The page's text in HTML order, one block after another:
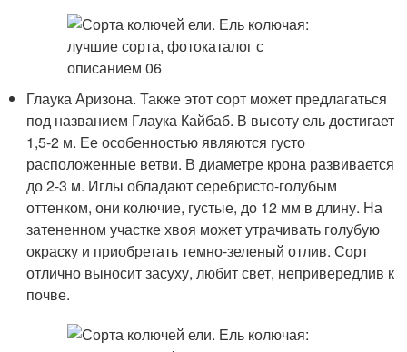
Глаука Аризона. Также этот сорт может предлагаться
под названием Глаука Кайбаб. В высоту ель достигает
1,5-2 м. Ее особенностью являются густо
расположенные ветви. В диаметре крона развивается
до 2-3 м. Иглы обладают серебристо-голубым
оттенком, они колючие, густые, до 12 мм в длину. На
затененном участке хвоя может утрачивать голубую
окраску и приобретать темно-зеленый отлив. Сорт
отлично выносит засуху, любит свет, непривередлив к
почве.